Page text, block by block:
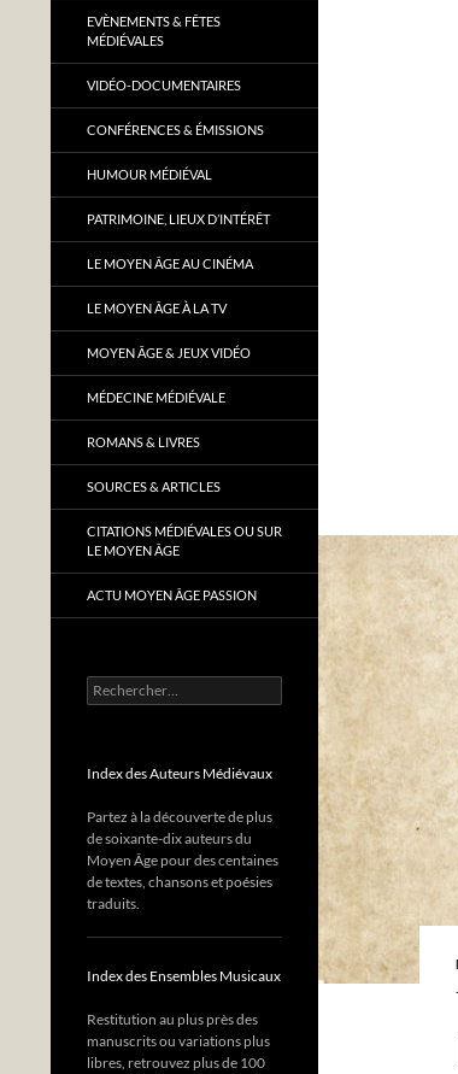
EVÈNEMENTS & FÊTES
MÉDIÉVALES
VIDÉO-DOCUMENTAIRES
CONFÉRENCES & ÉMISSIONS
HUMOUR MÉDIÉVAL
PATRIMOINE, LIEUX D’INTÉRÊT
LE MOYEN ÂGE AU CINÉMA
LE MOYEN ÂGE À LA TV
MOYEN ÂGE & JEUX VIDÉO
MÉDECINE MÉDIÉVALE
ROMANS & LIVRES
SOURCES & ARTICLES
CITATIONS MÉDIÉVALES OU SUR
LE MOYEN ÂGE
ACTU MOYEN ÂGE PASSION
Rechercher :
Index des Auteurs Médiévaux
Partez à la découverte de plus
de soixante-dix auteurs du
Moyen Âge pour des centaines
de textes, chansons et poésies
traduits.
Index des Ensembles Musicaux
Restitution au plus près des
manuscrits ou variations plus
libres, retrouvez plus de 100